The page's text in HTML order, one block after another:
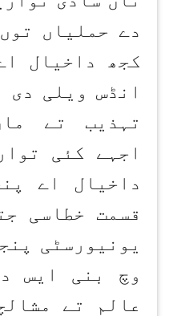
دے حملیاں
کجھ داخیال
انڈس ویلی دی
تہذیب تے
اجہے کئی
داخیال اے
قسمت خطاسی
یونیورسٹی
وچ بنی ایس
عالم تے